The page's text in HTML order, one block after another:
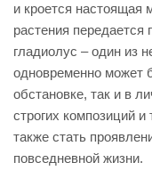
и кроется настоящая
растения передается
гладиолус – один из
одновременно может
обстановке, так и в
строгих композиций
также стать
повседневной жизни.